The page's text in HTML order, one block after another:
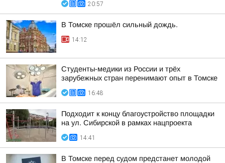
20:57
В Томске прошёл сильный дождь.
14:12
Студенты-медики из России и трёх
зарубежных стран перенимают опыт в Томске
16:48
Подходит к концу благоустройство площадки
на ул. Сибирской в рамках нацпроекта
14:41
В Томске перед судом предстанет молодой